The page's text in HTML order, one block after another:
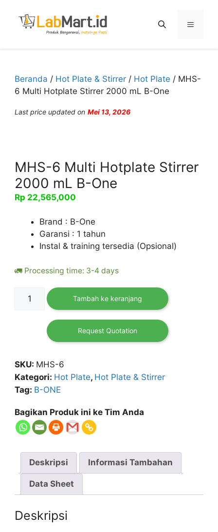
Menu
Beranda / Hot Plate & Stirrer / Hot Plate / MHS-
6 Multi Hotplate Stirrer 2000 mL B-One
Last price updated on Mei 13, 2026
MHS-6 Multi Hotplate Stirrer
2000 mL B-One
Rp 22,565,000
Brand : B-One
Garansi : 1 tahun
Instal & training tersedia (Opsional)
🚛 Processing time: 3-4 days
Kuantitas
MHS-
2000
mL
B-
Tambah ke keranjang
Request Quotation
SKU: MHS-6
Kategori: Hot Plate, Hot Plate & Stirrer
Tag: B-ONE
Bagikan Produk ini ke Tim Anda
Deskripsi Informasi Tambahan
Data Sheet
Deskripsi